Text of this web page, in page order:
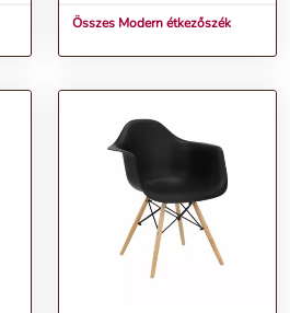
Összes Modern étkezőszék